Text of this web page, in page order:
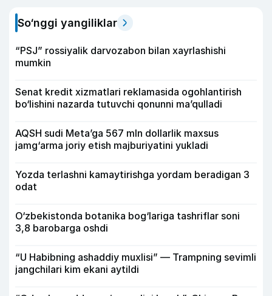
So‘nggi yangiliklar
“PSJ” rossiyalik darvozabon bilan xayrlashishi
mumkin
Senat kredit xizmatlari reklamasida ogohlantirish
bo‘lishini nazarda tutuvchi qonunni ma’qulladi
AQSH sudi Meta’ga 567 mln dollarlik maxsus
jamg‘arma joriy etish majburiyatini yukladi
Yozda terlashni kamaytirishga yordam beradigan 3
odat
O‘zbekistonda botanika bog‘lariga tashriflar soni
3,8 barobarga oshdi
“U Habibning ashaddiy muxlisi” — Trampning sevimli
jangchilari kim ekani aytildi